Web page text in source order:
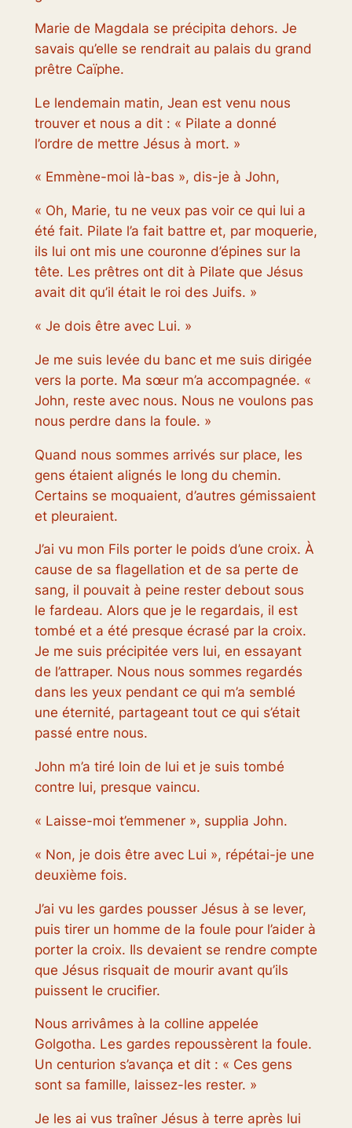
Marie de Magdala se précipita dehors. Je
savais qu’elle se rendrait au palais du grand
prêtre Caïphe.
Le lendemain matin, Jean est venu nous
trouver et nous a dit : « Pilate a donné
l’ordre de mettre Jésus à mort. »
« Emmène-moi là-bas », dis-je à John,
« Oh, Marie, tu ne veux pas voir ce qui lui a
été fait. Pilate l’a fait battre et, par moquerie,
ils lui ont mis une couronne d’épines sur la
tête. Les prêtres ont dit à Pilate que Jésus
avait dit qu’il était le roi des Juifs. »
« Je dois être avec Lui. »
Je me suis levée du banc et me suis dirigée
vers la porte. Ma sœur m’a accompagnée. «
John, reste avec nous. Nous ne voulons pas
nous perdre dans la foule. »
Quand nous sommes arrivés sur place, les
gens étaient alignés le long du chemin.
Certains se moquaient, d’autres gémissaient
et pleuraient.
J’ai vu mon Fils porter le poids d’une croix. À
cause de sa flagellation et de sa perte de
sang, il pouvait à peine rester debout sous
le fardeau. Alors que je le regardais, il est
tombé et a été presque écrasé par la croix.
Je me suis précipitée vers lui, en essayant
de l’attraper. Nous nous sommes regardés
dans les yeux pendant ce qui m’a semblé
une éternité, partageant tout ce qui s’était
passé entre nous.
John m’a tiré loin de lui et je suis tombé
contre lui, presque vaincu.
« Laisse-moi t’emmener », supplia John.
« Non, je dois être avec Lui », répétai-je une
deuxième fois.
J’ai vu les gardes pousser Jésus à se lever,
puis tirer un homme de la foule pour l’aider à
porter la croix. Ils devaient se rendre compte
que Jésus risquait de mourir avant qu’ils
puissent le crucifier.
Nous arrivâmes à la colline appelée
Golgotha. Les gardes repoussèrent la foule.
Un centurion s’avança et dit : « Ces gens
sont sa famille, laissez-les rester. »
Je les ai vus traîner Jésus à terre après lui